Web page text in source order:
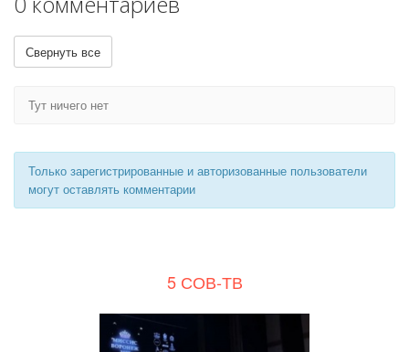
Свернуть все
Тут ничего нет
Только зарегистрированные и авторизованные пользователи
могут оставлять комментарии
5 СОВ-ТВ